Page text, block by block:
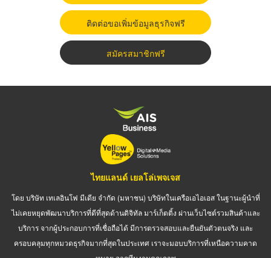
ติดต่อขอเพิ่มข้อมูลธุรกิจฟรี
สมัครสมาชิกฟรี
ไทยแลนด์ เยลโล่เพจเจส
โดย บริษัท เทเลอินโฟ มีเดีย จำกัด (มหาชน) บริษัทในเครือเอไอเอส ในฐานะผู้นำที่
ไม่เคยหยุดพัฒนาบริการที่ดีที่สุดด้านดิจิทัล มาร์เก็ตติ้ง ผ่านเว็บไซต์รวมสินค้าและ
บริการ จากผู้ประกอบการที่เชื่อถือได้ มีการตรวจสอบและยืนยันตัวตนจริง และ
ครอบคลุมทุกหมวดธุรกิจมากที่สุดในประเทศ เราจะมอบบริการที่เหนือความคาด